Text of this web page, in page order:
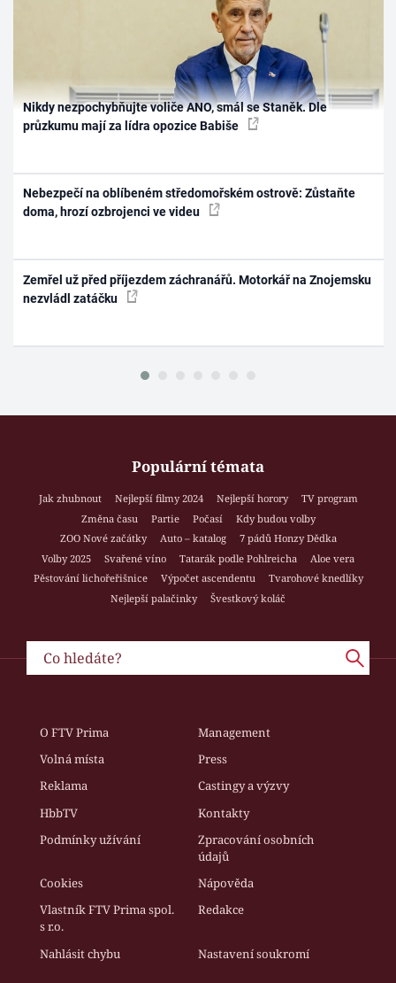
Nikdy nezpochybňujte voliče ANO, smál se Staněk. Dle
průzkumu mají za lídra opozice Babiše
Nebezpečí na oblíbeném středomořském ostrově: Zůstaňte
doma, hrozí ozbrojenci ve videu
Zemřel už před příjezdem záchranářů. Motorkář na Znojemsku
nezvládl zatáčku
Populární témata
Jak zhubnout Nejlepší filmy 2024 Nejlepší horory
TV program
Změna času
Partie Počasí
Kdy budou volby
ZOO Nové začátky
Auto – katalog
7 pádů Honzy Dědka
Volby 2025
Svařené víno Tatarák podle Pohlreicha
Aloe vera
Pěstování lichořeřišnice
Výpočet ascendentu
Tvarohové knedlíky
Nejlepší palačinky
Švestkový koláč
O FTV Prima
Management
Volná místa
Press
Reklama
Castingy a výzvy
HbbTV
Kontakty
Podmínky užívání
Zpracování osobních
údajů
Cookies
Nápověda
Vlastník FTV Prima spol.
s r.o.
Redakce
Nahlásit chybu Nastavení soukromí